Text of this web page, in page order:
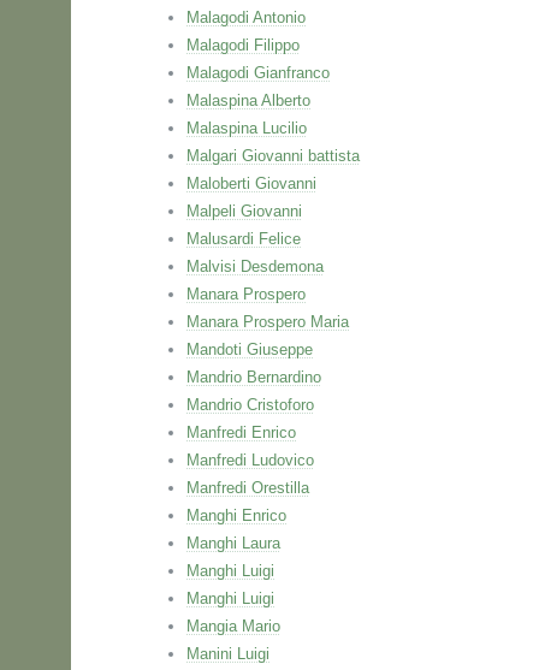
Malagodi Antonio
Malagodi Filippo
Malagodi Gianfranco
Malaspina Alberto
Malaspina Lucilio
Malgari Giovanni battista
Maloberti Giovanni
Malpeli Giovanni
Malusardi Felice
Malvisi Desdemona
Manara Prospero
Manara Prospero Maria
Mandoti Giuseppe
Mandrio Bernardino
Mandrio Cristoforo
Manfredi Enrico
Manfredi Ludovico
Manfredi Orestilla
Manghi Enrico
Manghi Laura
Manghi Luigi
Manghi Luigi
Mangia Mario
Manini Luigi